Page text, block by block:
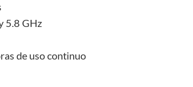
5.8 GHz
de uso continuo